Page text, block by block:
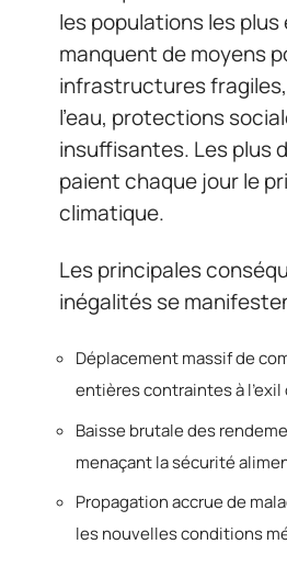
les populations les plus
manquent de moyens
infrastructures
l’eau, protections
insuffisantes. Les plus
paient chaque jour le
climatique.
Les principales
inégalités se
Déplacement massif de
entières contraintes à
Baisse brutale des
menaçant la sécurité
Propagation accrue de
les nouvelles conditions